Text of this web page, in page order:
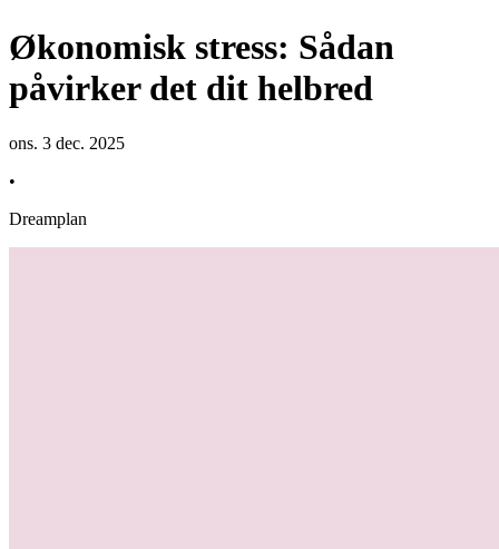
Økonomisk stress: Sådan
påvirker det dit helbred
ons. 3 dec. 2025
•
Dreamplan